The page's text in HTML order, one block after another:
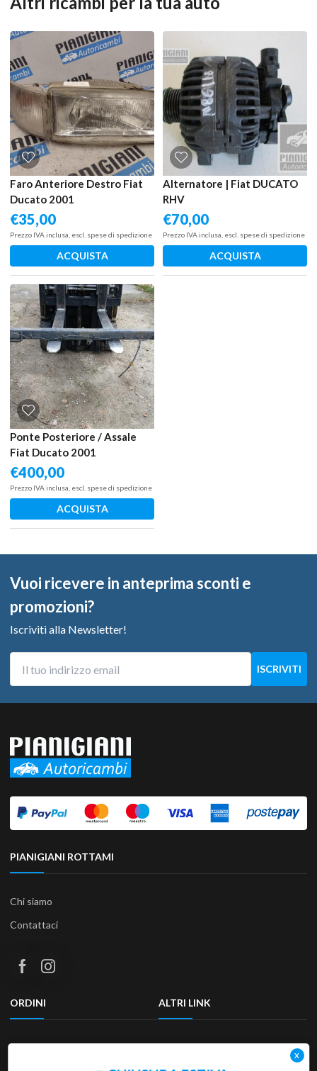
Faro Anteriore Destro Fiat
Ducato 2001
€35,00
Prezzo IVA inclusa, escl. spese di spedizione
ACQUISTA
Alternatore | Fiat DUCATO
RHV
€70,00
Prezzo IVA inclusa, escl. spese di spedizione
ACQUISTA
Ponte Posteriore / Assale
Fiat Ducato 2001
€400,00
Prezzo IVA inclusa, escl. spese di spedizione
ACQUISTA
Vuoi ricevere in anteprima sconti e
promozioni?
Iscriviti alla Newsletter!
PIANIGIANI ROTTAMI
Chi siamo
Contattaci
ORDINI
Termini e condizioni
ALTRI LINK
Privacy Policy